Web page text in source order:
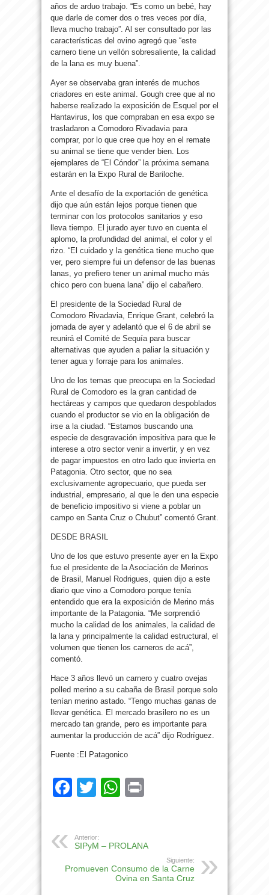
años de arduo trabajo. “Es como un bebé, hay
que darle de comer dos o tres veces por día,
lleva mucho trabajo”. Al ser consultado por las
características del ovino agregó que “este
carnero tiene un vellón sobresaliente, la calidad
de la lana es muy buena”.
Ayer se observaba gran interés de muchos
criadores en este animal. Gough cree que al no
haberse realizado la exposición de Esquel por el
Hantavirus, los que compraban en esa expo se
trasladaron a Comodoro Rivadavia para
comprar, por lo que cree que hoy en el remate
su animal se tiene que vender bien. Los
ejemplares de “El Cóndor” la próxima semana
estarán en la Expo Rural de Bariloche.
Ante el desafío de la exportación de genética
dijo que aún están lejos porque tienen que
terminar con los protocolos sanitarios y eso
lleva tiempo. El jurado ayer tuvo en cuenta el
aplomo, la profundidad del animal, el color y el
rizo. “El cuidado y la genética tiene mucho que
ver, pero siempre fui un defensor de las buenas
lanas, yo prefiero tener un animal mucho más
chico pero con buena lana” dijo el cabañero.
El presidente de la Sociedad Rural de
Comodoro Rivadavia, Enrique Grant, celebró la
jornada de ayer y adelantó que el 6 de abril se
reunirá el Comité de Sequía para buscar
alternativas que ayuden a paliar la situación y
tener agua y forraje para los animales.
Uno de los temas que preocupa en la Sociedad
Rural de Comodoro es la gran cantidad de
hectáreas y campos que quedaron despoblados
cuando el productor se vio en la obligación de
irse a la ciudad. “Estamos buscando una
especie de desgravación impositiva para que le
interese a otro sector venir a invertir, y en vez
de pagar impuestos en otro lado que invierta en
Patagonia. Otro sector, que no sea
exclusivamente agropecuario, que pueda ser
industrial, empresario, al que le den una especie
de beneficio impositivo si viene a poblar un
campo en Santa Cruz o Chubut” comentó Grant.
DESDE BRASIL
Uno de los que estuvo presente ayer en la Expo
fue el presidente de la Asociación de Merinos
de Brasil, Manuel Rodrigues, quien dijo a este
diario que vino a Comodoro porque tenía
entendido que era la exposición de Merino más
importante de la Patagonia. “Me sorprendió
mucho la calidad de los animales, la calidad de
la lana y principalmente la calidad estructural, el
volumen que tienen los carneros de acá”,
comentó.
Hace 3 años llevó un carnero y cuatro ovejas
polled merino a su cabaña de Brasil porque solo
tenían merino astado. “Tengo muchas ganas de
llevar genética. El mercado brasilero no es un
mercado tan grande, pero es importante para
aumentar la producción de acá” dijo Rodríguez.
Fuente :El Patagonico
Facebook
TwitterWhatsApp
Anterior:
SIPyM – PROLANA
Siguiente:
Promueven Consumo de la Carne
Ovina en Santa Cruz